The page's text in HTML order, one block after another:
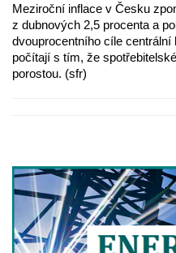
Meziroční inflace v Česku
z dubnových 2,5 procenta a
dvouprocentního cíle
počítají s tím, že
porostou. (sfr)